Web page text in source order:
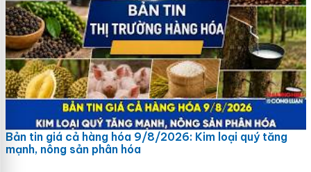
Bản tin giá cả hàng hóa 9/8/2026: Kim loại quý tăng
mạnh, nông sản phân hóa